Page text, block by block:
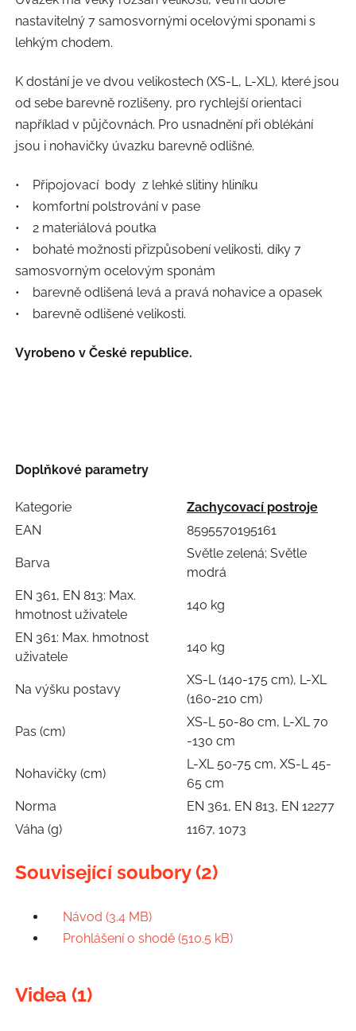
nastavitelný 7 samosvornými ocelovými sponami s
lehkým chodem.
K dostání je ve dvou velikostech (XS-L, L-XL), které jsou
od sebe barevně rozlišeny, pro rychlejší orientaci
například v půjčovnách. Pro usnadnění při oblékání
jsou i nohavičky úvazku barevně odlišné.
• Připojovací body z lehké slitiny hliníku
• komfortní polstrování v pase
• 2 materiálová poutka
• bohaté možnosti přizpůsobení velikosti, díky 7
samosvorným ocelovým sponám
• barevně odlišená levá a pravá nohavice a opasek
• barevně odlišené velikosti.
Vyrobeno v České republice.
Doplňkové parametry
Kategorie
Zachycovací postroje
EAN
8595570195161
Barva
Světle zelená; Světle
modrá
EN 361, EN 813: Max.
hmotnost uživatele
140 kg
EN 361: Max. hmotnost
uživatele
140 kg
Na výšku postavy
XS-L (140-175 cm), L-XL
(160-210 cm)
Pas (cm)
XS-L 50-80 cm, L-XL 70
-130 cm
Nohavičky (cm)
L-XL 50-75 cm, XS-L 45-
65 cm
Norma
EN 361, EN 813, EN 12277
Váha (g)
1167, 1073
Související soubory (2)
Návod (3.4 MB)
Prohlášení o shodě (510.5 kB)
Videa (1)